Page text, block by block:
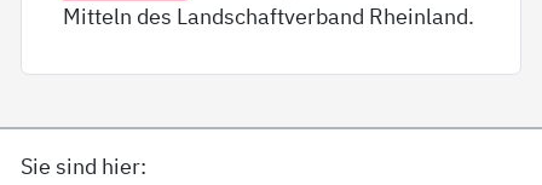
Mitteln des Landschaftverband Rheinland.
Sie sind hier: